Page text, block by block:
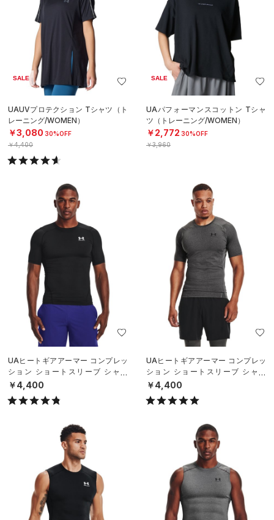
SALE
UAUVプロテクション Tシャツ（ト
レーニング/WOMEN）
￥3,080 30%OFF
￥4,400
SALE
UAパフォーマンスコットン Tシャ
ツ（トレーニング/WOMEN）
￥2,772 30%OFF
￥3,960
UAヒートギアアーマー コンプレッ
ション ショートスリーブ シャツ
（トレーニング/MEN）
￥4,400
UAヒートギアアーマー コンプレッ
ション ショートスリーブ シャツ
（トレーニング/MEN）
￥4,400